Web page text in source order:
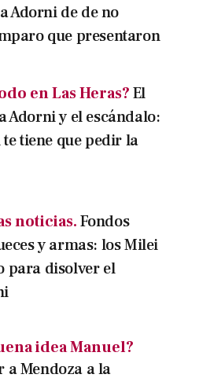
Adorni de de no
que presentaron
en Las Heras?El
Adorni y el escándalo:
tiene que pedir la
noticias.Fondos
y armas: los Milei
para disolver el
idea Manuel?
Mendoza a la